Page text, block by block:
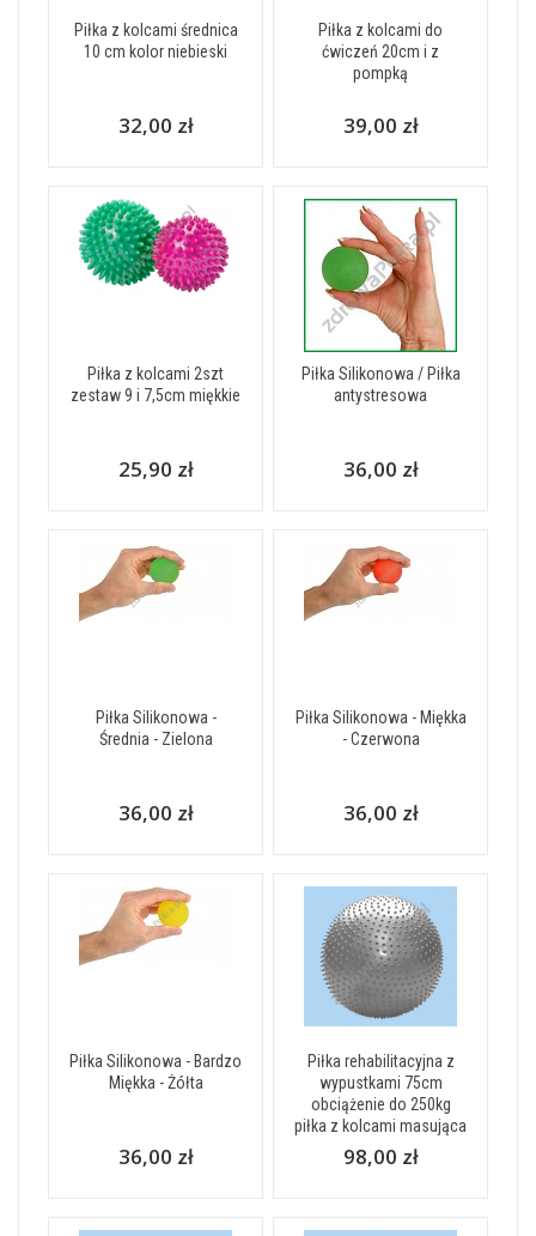
Piłka z kolcami średnica
10 cm kolor niebieski
32,00 zł
Piłka z kolcami do
ćwiczeń 20cm i z
pompką
39,00 zł
Piłka z kolcami 2szt
zestaw 9 i 7,5cm miękkie
25,90 zł
Piłka Silikonowa / Piłka
antystresowa
36,00 zł
Piłka Silikonowa -
Średnia - Zielona
36,00 zł
Piłka Silikonowa - Miękka
- Czerwona
36,00 zł
Piłka Silikonowa - Bardzo
Miękka - Żółta
36,00 zł
Piłka rehabilitacyjna z
wypustkami 75cm
obciążenie do 250kg
piłka z kolcami masująca
98,00 zł